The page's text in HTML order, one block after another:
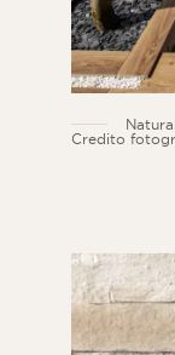
Credito